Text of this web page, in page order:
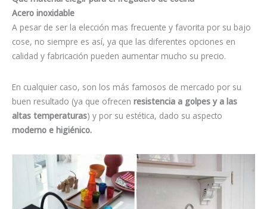
Acero inoxidable
A pesar de ser la elección mas frecuente y favorita por su bajo
cose, no siempre es así, ya que las diferentes opciones en
calidad y fabricación pueden aumentar mucho su precio.
En cualquier caso, son los más famosos de mercado por su
buen resultado (ya que ofrecen resistencia a golpes y a las
altas temperaturas) y por su estética, dado su aspecto
moderno e higiénico.